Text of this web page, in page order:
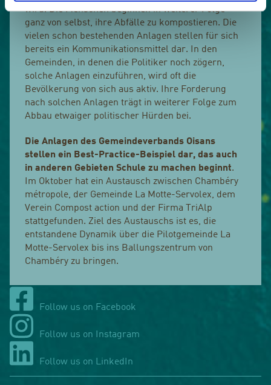
wird. Die Menschen beginnen in weiterer Folge
ganz von selbst, ihre Abfälle zu kompostieren. Die
vielen schon bestehenden Anlagen stellen für sich
bereits ein Kommunikationsmittel dar. In den
Gemeinden, in denen die Politiker noch zögern,
solche Anlagen einzuführen, wird oft die
Bevölkerung von sich aus aktiv. Ihre Forderung
nach solchen Anlagen trägt in weiterer Folge zum
Abbau etwaiger politischer Hürden bei.
Die Anlagen des Gemeindeverbands Oisans
stellen ein Best-Practice-Beispiel dar, das auch
in anderen Gebieten Schule zu machen beginnt.
Im Oktober hat ein Austausch zwischen Chambéry
métropole, der Gemeinde La Motte-Servolex, dem
Verein Compost action und der Firma TriAlp
stattgefunden. Ziel des Austauschs ist es, die
entstandene Dynamik über die Pilotgemeinde La
Motte-Servolex bis ins Ballungszentrum von
Chambéry zu bringen.
Follow us on Facebook
Follow us on Instagram
Follow us on LinkedIn